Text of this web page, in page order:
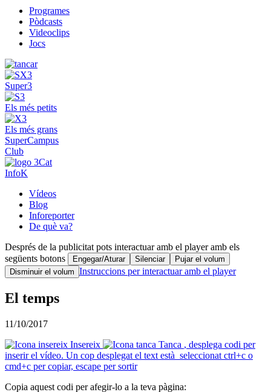
Programes
Pòdcasts
Videoclips
Jocs
Super3
Els més petits
Els més grans
SuperCampus
Club
InfoK
Vídeos
Blog
Inforeporter
De què va?
Després de la publicitat pots interactuar amb el player amb els
següents botons
Engegar/Aturar Silenciar
Pujar el volum
Disminuir el volum Instruccions per interactuar amb el player
El temps
11/10/2017
Insereix
Tanca , desplega codi per
inserir el vídeo. Un cop desplegat el text està seleccionat ctrl+c o
cmd+c per copiar, escape per sortir
Copia aquest codi per afegir-lo a la teva pàgina: